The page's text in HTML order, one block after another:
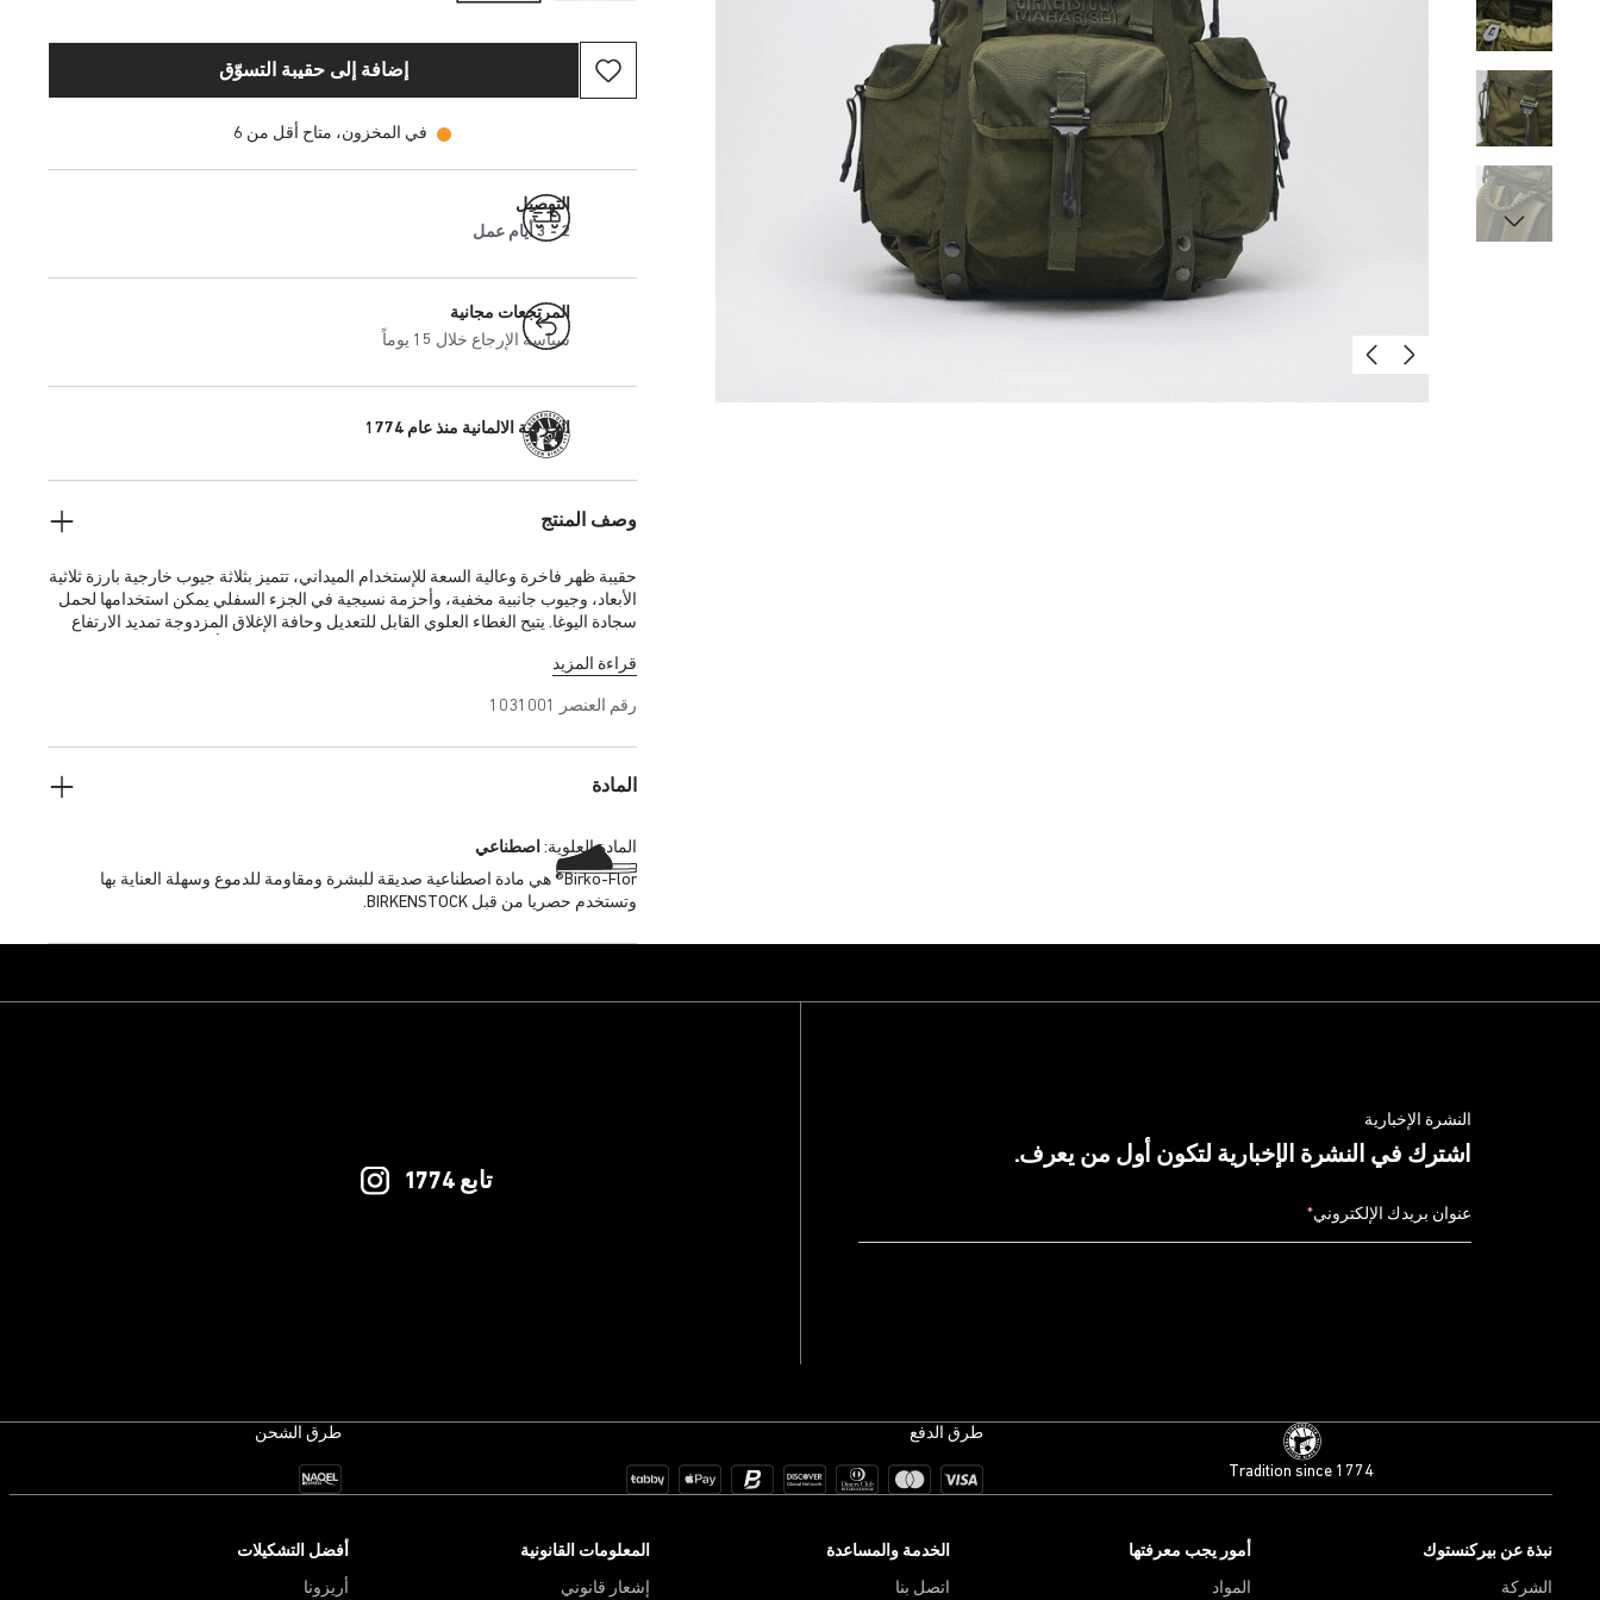
إضافة إلى حقيبة التسوّق
في المخزون، متاح أقل من 6
التوصيل
2 - 3 أيام عمل
المرتجعات مجانية
سياسة الإرجاع خلال 15 يوماً
الحرفية الالمانية منذ عام 1774
وصف المنتج
حقيبة ظهر فاخرة وعالية السعة للإستخدام الميداني، تتميز بثلاثة جيوب خارجية بارزة ثلاثية
الأبعاد، وجيوب جانبية مخفية، وأحزمة نسيجية في الجزء السفلي يمكن استخدامها لحمل
سجادة اليوغا. يتيح الغطاء العلوي القابل للتعديل وحافة الإغلاق المزدوجة تمديد الارتفاع
عطلات نهاية الأسبوع. تحتوي الحقيبة على بطانة محشوة سميكة في جميع أنحائها، وتتميز
الفك السريع نزع الحقيبة بسهولة.
قراءة المزيد
رقم العنصر 1031001
المادة
المادة العلوية:اصطناعي
Birko-Flor® هي مادة اصطناعية صديقة للبشرة ومقاومة للدموع وسهلة العناية بها
وتستخدم حصريا من قبل BIRKENSTOCK.
النشرة الإخبارية
اشترك في النشرة الإخبارية لتكون أول من يعرف.
عنوان بريدك الإلكتروني*
تابع 1774
Tradition since 1774
طرق الدفع طرق الشحن
نبذة عن بيركنستوك
الشركة
أمور يجب معرفتها
المواد
الخدمة والمساعدة
اتصل بنا
المعلومات القانونية
إشعار قانوني
أفضل التشكيلات
أريزونا